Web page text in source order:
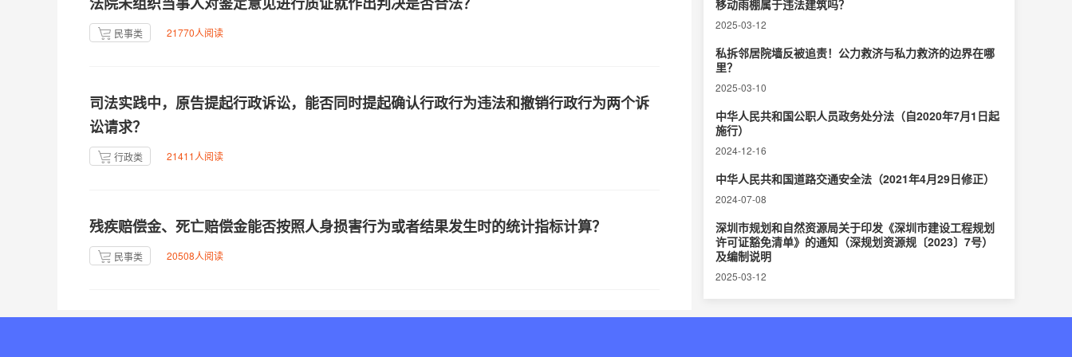
民事类 21770人阅读
司法实践中，原告提起行政诉讼，能否同时提起确认行政行为违法和撤销行政行为两个诉
讼请求？
行政类 21411人阅读
残疾赔偿金、死亡赔偿金能否按照人身损害行为或者结果发生时的统计指标计算？
民事类 20508人阅读
移动雨棚属于违法建筑吗？
2025-03-12
私拆邻居院墙反被追责！公力救济与私力救济的边界在哪
里？‌
2025-03-10
中华人民共和国公职人员政务处分法（自2020年7月1日起
施行）
2024-12-16
中华人民共和国道路交通安全法（2021年4月29日修正）
2024-07-08
深圳市规划和自然资源局关于印发《深圳市建设工程规划
许可证豁免清单》的通知（深规划资源规〔2023〕7号）
及编制说明
2025-03-12